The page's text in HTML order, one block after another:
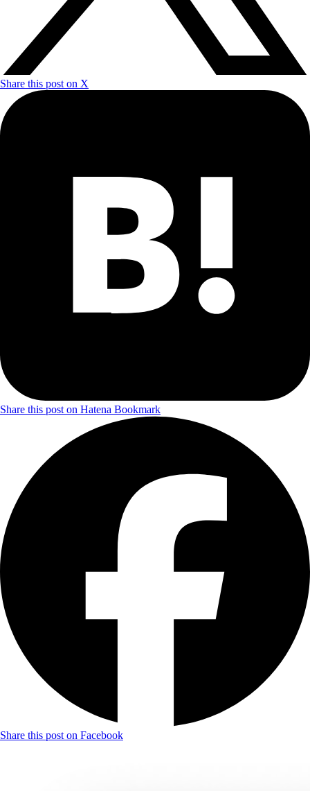
Share this post on X
Share this post on Hatena Bookmark
Share this post on Facebook